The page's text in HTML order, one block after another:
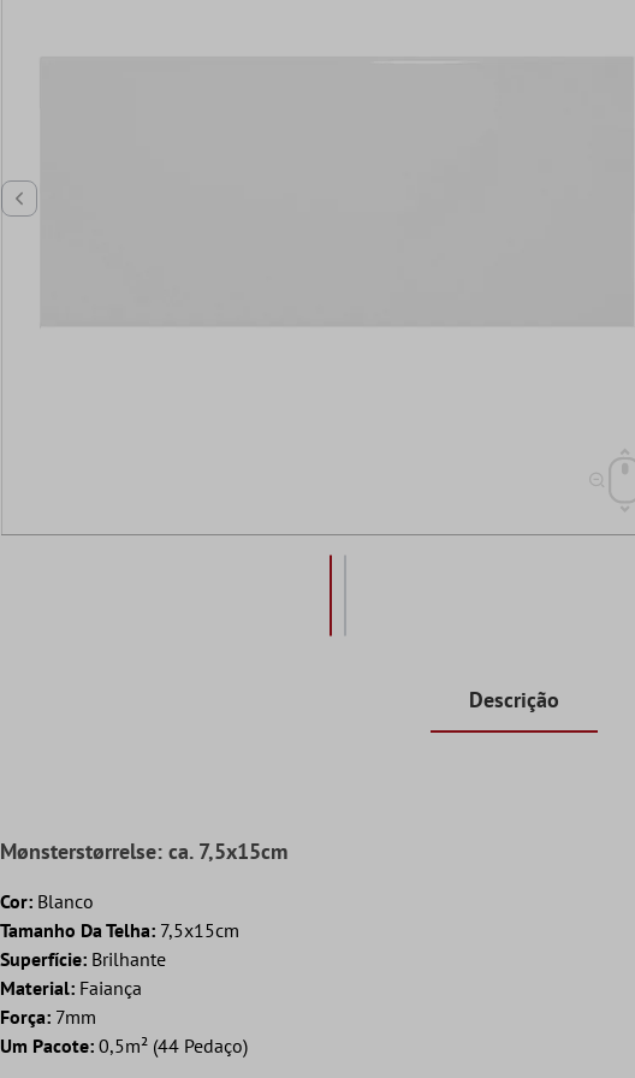
Descrição
Mønsterstørrelse: ca. 7,5x15cm
Cor: Blanco
Tamanho Da Telha: 7,5x15cm
Superfície: Brilhante
Material: Faiança
Força: 7mm
Um Pacote: 0,5m² (44 Pedaço)